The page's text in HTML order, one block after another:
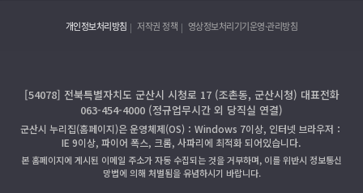
개인정보처리방침 저작권 정책 영상정보처리기기운영·관리방침
[54078] 전북특별자치도 군산시 시청로 17 (조촌동, 군산시청) 대표전화
063-454-4000 (정규업무시간 외 당직실 연결)
군산시 누리집(홈페이지)은 운영체제(OS)：Windows 7이상, 인터넷 브라우저：
IE 9이상, 파이어 폭스, 크롬, 사파리에 최적화 되어있습니다.
본 홈페이지에 게시된 이메일 주소가 자동 수집되는 것을 거부하며, 이를 위반시 정보통신
망법에 의해 처벌됨을 유념하시기 바랍니다.